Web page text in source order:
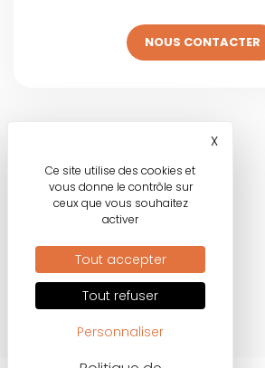
NOUS CONTACTER
NOS BOUTIQUES
Nos engagements
MODE RESPONSABLE
Ce site utilise des cookies et
vous donne le contrôle sur
ceux que vous souhaitez
activer
Tout accepter
Tout refuser
Personnaliser
X